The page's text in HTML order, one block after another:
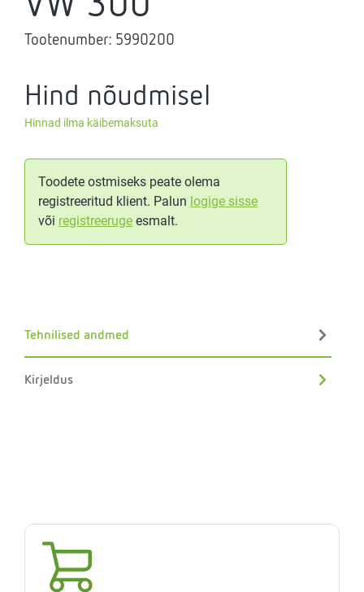
Tootenumber: 5990200
Hind nõudmisel
Hinnad ilma käibemaksuta
Toodete ostmiseks peate olema
registreeritud klient. Palun logige sisse
või registreeruge esmalt.
Tehnilised andmed
Kirjeldus